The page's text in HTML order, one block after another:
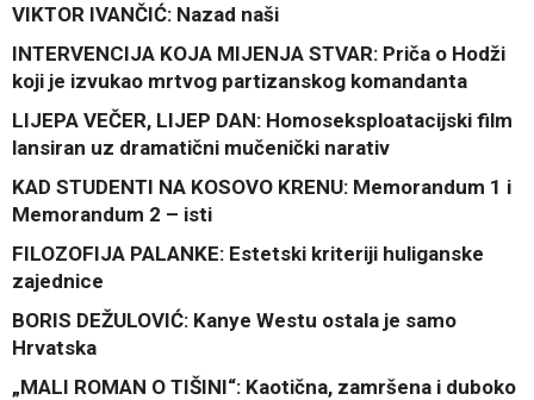
VIKTOR IVANČIĆ: Nazad naši
INTERVENCIJA KOJA MIJENJA STVAR: Priča o Hodži
koji je izvukao mrtvog partizanskog komandanta
LIJEPA VEČER, LIJEP DAN: Homoseksploatacijski film
lansiran uz dramatični mučenički narativ
KAD STUDENTI NA KOSOVO KRENU: Memorandum 1 i
Memorandum 2 – isti
FILOZOFIJA PALANKE: Estetski kriteriji huliganske
zajednice
BORIS DEŽULOVIĆ: Kanye Westu ostala je samo
Hrvatska
„MALI ROMAN O TIŠINI“: Kaotična, zamršena i duboko